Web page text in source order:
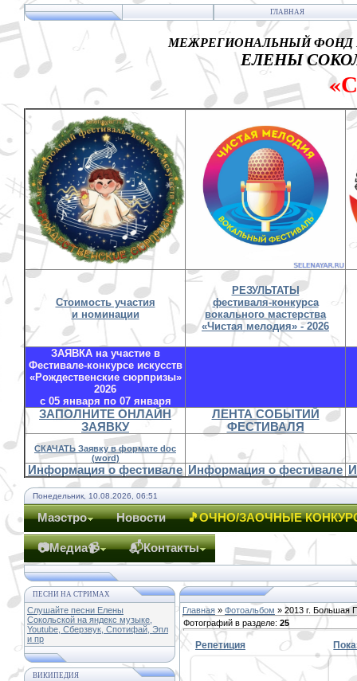
ГЛАВНАЯ
МЕЖРЕГИОНАЛЬНЫЙ ФОНД
ЕЛЕНЫ
Стоимость участия
и номинации
РЕЗУЛЬТАТЫ
фестиваля-конкурса
вокального мастерства
«Чистая мелодия» - 2026
ЗАЯВКА на участие в
Фестивале-конкурсе искусств
«Рождественские сюрпризы»
2026
с 05 января по 07 января
ЗАПОЛНИТЕ ОНЛАЙН
ЗАЯВКУ
ЛЕНТА СОБЫТИЙ
ФЕСТИВАЛЯ
СКАЧАТЬ Заявку в формате doc
(word)
Информация о фестивале Информация о фестивале
Понедельник, 10.08.2026, 06:51
Маэстро Новости 🎵ОЧНО/ЗАОЧНЫЕ
📷Медиа📹 📬Контакты
ПЕСНИ НА СТРИМАХ
Слушайте песни Елены
Сокольской на яндекс музыке,
Youtube, Сберзвук, Спотифай, Эпл
и пр
ВИКИПЕДИЯ
Главная » Фотоальбом » 2013 г. Большая
Фотографий в разделе: 25
Репетиция